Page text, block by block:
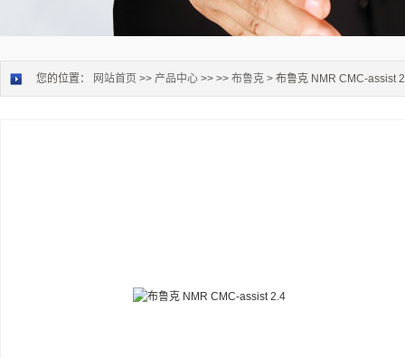
您的位置： 网站首页 >> 产品中心 >> >> 布鲁克 > 布鲁克 NMR CMC-assist